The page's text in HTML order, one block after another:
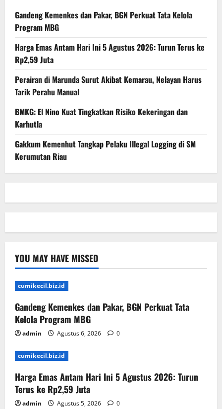
Gandeng Kemenkes dan Pakar, BGN Perkuat Tata Kelola
Program MBG
Harga Emas Antam Hari Ini 5 Agustus 2026: Turun Terus ke
Rp2,59 Juta
Perairan di Marunda Surut Akibat Kemarau, Nelayan Harus
Tarik Perahu Manual
BMKG: El Nino Kuat Tingkatkan Risiko Kekeringan dan
Karhutla
Gakkum Kemenhut Tangkap Pelaku Illegal Logging di SM
Kerumutan Riau
YOU MAY HAVE MISSED
cumikecil.biz.id
Gandeng Kemenkes dan Pakar, BGN Perkuat Tata
Kelola Program MBG
admin Agustus 6, 2026 0
cumikecil.biz.id
Harga Emas Antam Hari Ini 5 Agustus 2026: Turun
Terus ke Rp2,59 Juta
admin Agustus 5, 2026 0